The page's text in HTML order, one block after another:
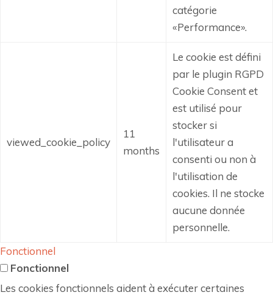
catégorie
«Performance».
viewed_cookie_policy
11
months
Le cookie est défini
par le plugin RGPD
Cookie Consent et
est utilisé pour
stocker si
l'utilisateur a
consenti ou non à
l'utilisation de
cookies. Il ne stocke
aucune donnée
personnelle.
Fonctionnel
Fonctionnel
Les cookies fonctionnels aident à exécuter certaines